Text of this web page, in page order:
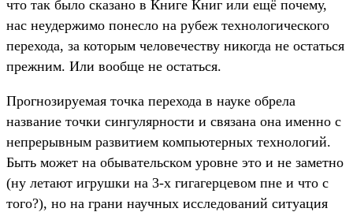
что так было сказано в Книге Книг или ещё почему,
нас неудержимо понесло на рубеж технологического
перехода, за которым человечеству никогда не остаться
прежним. Или вообще не остаться.
Прогнозируемая точка перехода в науке обрела
название точки сингулярности и связана она именно с
непрерывным развитием компьютерных технологий.
Быть может на обывательском уровне это и не заметно
(ну летают игрушки на 3-х гигагерцевом пне и что с
того?), но на грани научных исследований ситуация